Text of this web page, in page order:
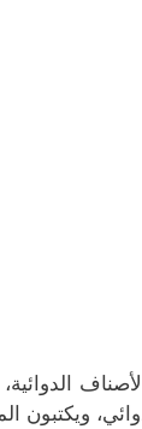
ويكتبون